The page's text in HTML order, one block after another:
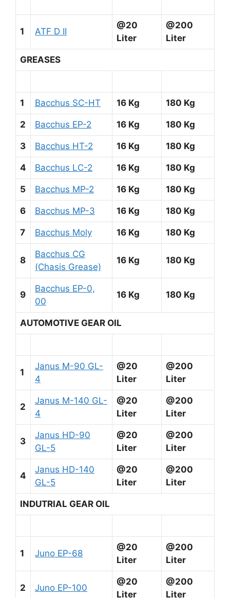
1 ATF D II
@20
Liter
@200
Liter
GREASES
1 Bacchus SC-HT 16 Kg 180 Kg
2 Bacchus EP-2 16 Kg 180 Kg
3 Bacchus HT-2 16 Kg 180 Kg
4 Bacchus LC-2 16 Kg 180 Kg
5 Bacchus MP-2 16 Kg 180 Kg
6 Bacchus MP-3 16 Kg 180 Kg
7 Bacchus Moly 16 Kg 180 Kg
8
Bacchus CG
(Chasis Grease)
16 Kg 180 Kg
9
Bacchus EP-0,
00
16 Kg 180 Kg
AUTOMOTIVE GEAR OIL
1
Janus M-90 GL-
4
@20
Liter
@200
Liter
2
Janus M-140 GL-
4
@20
Liter
@200
Liter
3
Janus HD-90
GL-5
@20
Liter
@200
Liter
4
Janus HD-140
GL-5
@20
Liter
@200
Liter
INDUTRIAL GEAR OIL
1 Juno EP-68
@20
Liter
@200
Liter
2 Juno EP-100
@20
Liter
@200
Liter